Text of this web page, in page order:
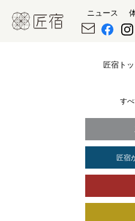
ニュース
匠宿ト
す
匠宿